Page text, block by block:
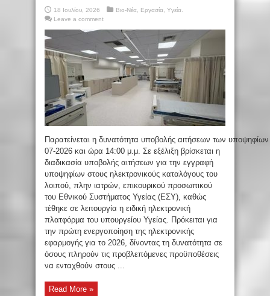
18 Ιουλίου, 2026 Βιο-Νέα Εργασία Υγεία.
Leave a comment
Παρατείνεται η δυνατότητα υποβολής αιτήσεων των
07-2026 και ώρα 14:00 μ.μ. Σε εξέλιξη βρίσκεται η
διαδικασία υποβολής αιτήσεων για την εγγραφή
υποψηφίων στους ηλεκτρονικούς καταλόγους του
λοιπού, πλην ιατρών, επικουρικού προσωπικού
του Εθνικού Συστήματος Υγείας (ΕΣΥ), καθώς
τέθηκε σε λειτουργία η ειδική ηλεκτρονική
πλατφόρμα του υπουργείου Υγείας. Πρόκειται για
την πρώτη ενεργοποίηση της ηλεκτρονικής
εφαρμογής για το 2026, δίνοντας τη δυνατότητα σε
όσους πληρούν τις προβλεπόμενες προϋποθέσεις
να ενταχθούν στους ...
Read More »